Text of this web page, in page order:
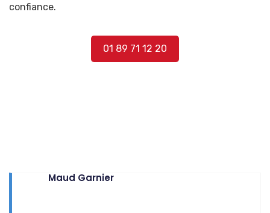
confiance.
01 89 71 12 20
Maud Garnier